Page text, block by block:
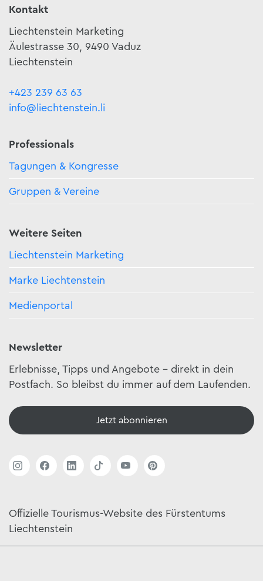
Kontakt
Liechtenstein Marketing
Äulestrasse 30, 9490 Vaduz
Liechtenstein
+423 239 63 63
info@liechtenstein.li
Professionals
Tagungen & Kongresse
Gruppen & Vereine
Weitere Seiten
Liechtenstein Marketing
Marke Liechtenstein
Medienportal
Newsletter
Erlebnisse, Tipps und Angebote – direkt in dein
Postfach. So bleibst du immer auf dem Laufenden.
Jetzt abonnieren
Offizielle Tourismus-Website des Fürstentums
Liechtenstein